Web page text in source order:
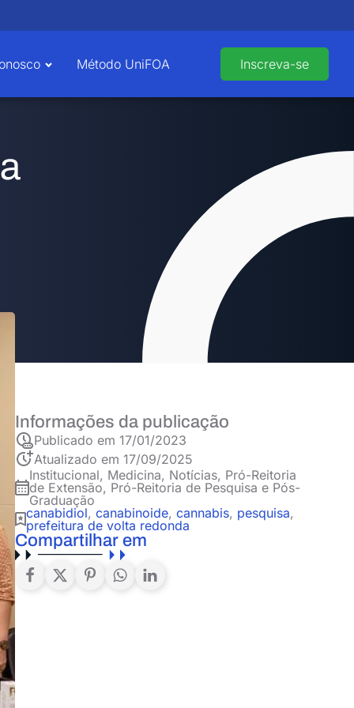
Método UniFOA Inscreva-se
Informações da publicação
Publicado em17/01/2023
Atualizado em 17/09/2025
Institucional, Medicina, Notícias, Pró-Reitoria
de Extensão, Pró-Reitoria de Pesquisa e Pós-
Graduação
canabidiol,canabinoide,cannabis, pesquisa,
prefeitura de volta redonda
Compartilhar em